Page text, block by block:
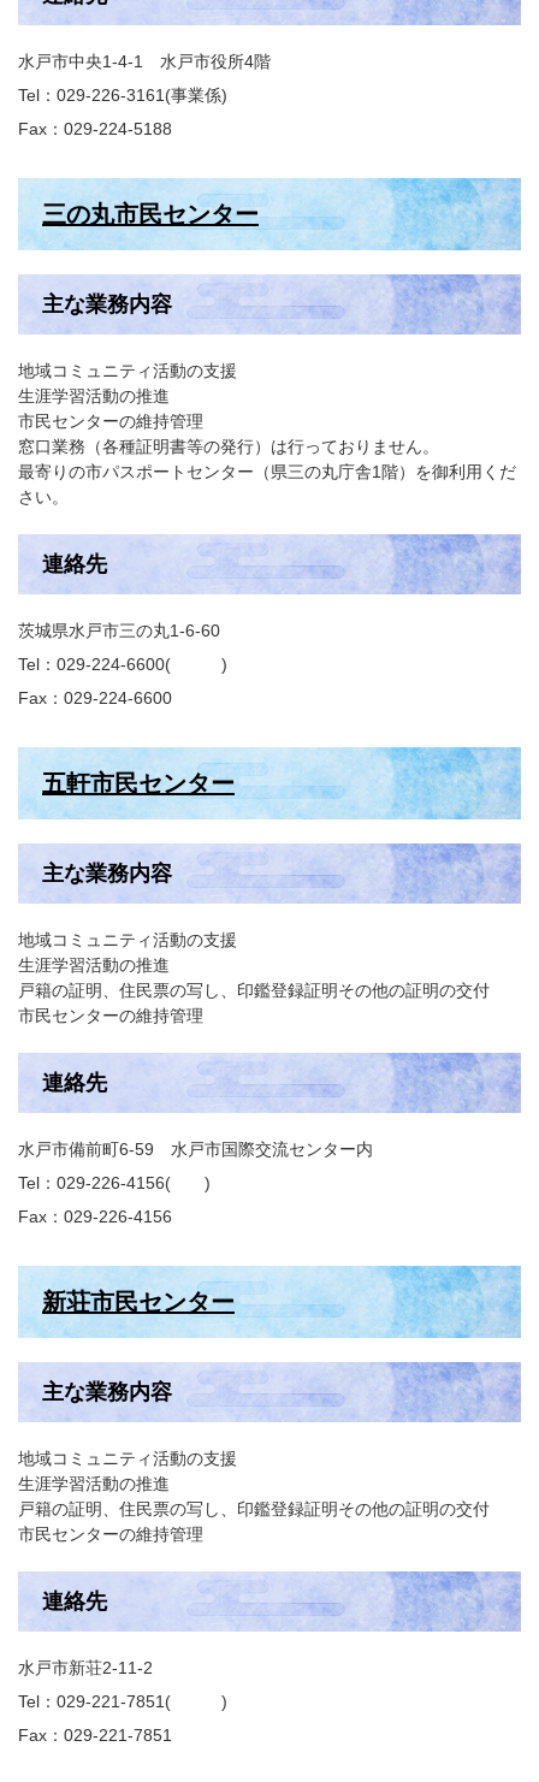
水戸市中央1-4-1 水戸市役所4階
Tel：029-226-3161 事業係
Fax：029-224-5188
三の丸市民センター
主な業務内容
地域コミュニティ活動の支援
生涯学習活動の推進
市民センターの維持管理
窓口業務（各種証明書等の発行）は行っておりません。
最寄りの市パスポートセンター（県三の丸庁舎1階）を御利用くだ
さい。
連絡先
茨城県水戸市三の丸1-6-60
Tel：029-224-6600
Fax：029-224-6600
五軒市民センター
主な業務内容
地域コミュニティ活動の支援
生涯学習活動の推進
戸籍の証明、住民票の写し、印鑑登録証明その他の証明の交付
市民センターの維持管理
連絡先
水戸市備前町6-59 水戸市国際交流センター内
Tel：029-226-4156
Fax：029-226-4156
新荘市民センター
主な業務内容
地域コミュニティ活動の支援
生涯学習活動の推進
戸籍の証明、住民票の写し、印鑑登録証明その他の証明の交付
市民センターの維持管理
連絡先
水戸市新荘2-11-2
Tel：029-221-7851
Fax：029-221-7851